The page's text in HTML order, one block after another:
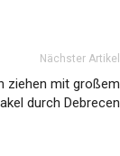
Nächster Artikel
ziehen mit großem
durch Debrecen